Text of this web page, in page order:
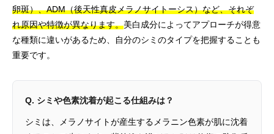
卵斑）、ADM（後天性真皮メラノサイトーシス）など、それぞ
れ原因や特徴が異なります。美白成分によってアプローチが得意
な種類に違いがあるため、自分のシミのタイプを把握することも
重要です。
Q. シミや色素沈着が起こる仕組みは？
シミは、メラノサイトが産生するメラニン色素が肌に沈着